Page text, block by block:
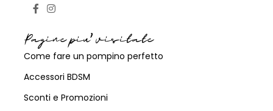
Pagine piu' visitate
Come fare un pompino perfetto
Accessori BDSM
Sconti e Promozioni